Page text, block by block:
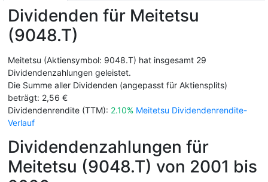
Dividenden für Meitetsu
(9048.T)
Meitetsu (Aktiensymbol: 9048.T) hat insgesamt 29
Dividendenzahlungen geleistet.
Die Summe aller Dividenden (angepasst für Aktiensplits)
beträgt: 2,56 €
Dividendenrendite (TTM): 2.10% Meitetsu Dividendenrendite-
Verlauf
Dividendenzahlungen für
Meitetsu (9048.T) von 2001 bis